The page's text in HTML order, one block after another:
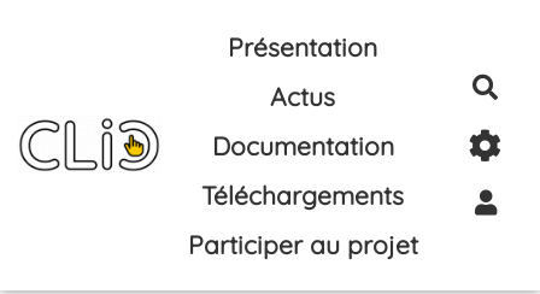
Aller au contenu principal
Présentation
Actus
Documentation
Téléchargements
Participer au projet